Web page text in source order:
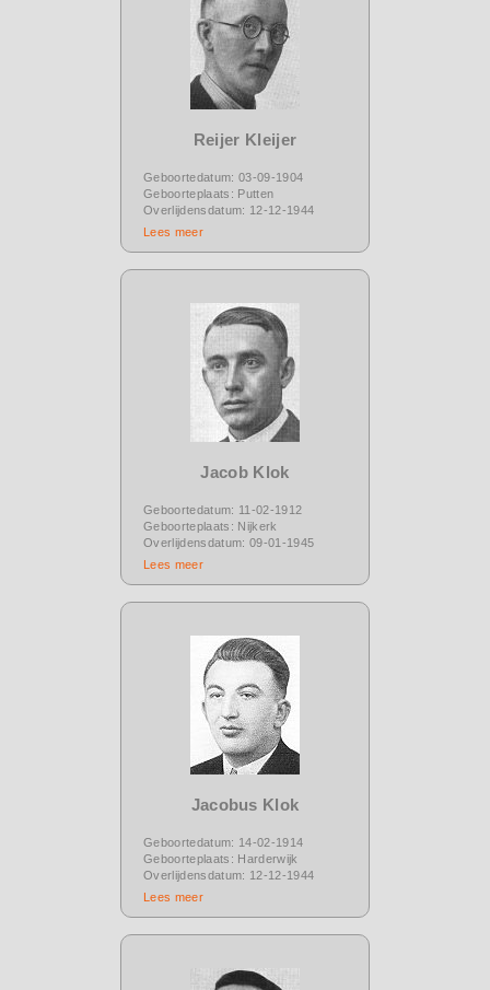
Reijer Kleijer
Geboortedatum: 03-09-1904
Geboorteplaats: Putten
Overlijdensdatum: 12-12-1944
Lees meer
Jacob Klok
Geboortedatum: 11-02-1912
Geboorteplaats: Nijkerk
Overlijdensdatum: 09-01-1945
Lees meer
Jacobus Klok
Geboortedatum: 14-02-1914
Geboorteplaats: Harderwijk
Overlijdensdatum: 12-12-1944
Lees meer